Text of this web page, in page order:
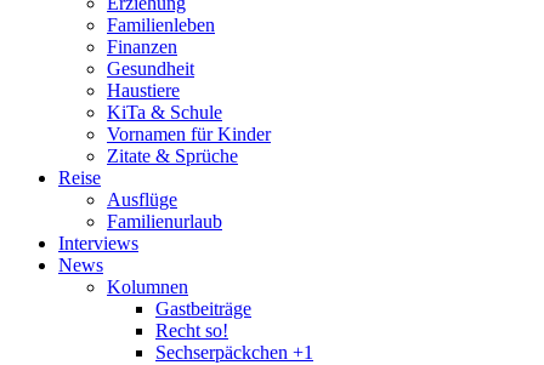
Familienleben
Finanzen
Gesundheit
Haustiere
KiTa & Schule
Vornamen für Kinder
Zitate & Sprüche
Reise
Ausflüge
Familienurlaub
Interviews
News
Kolumnen
Gastbeiträge
Recht so!
Sechserpäckchen +1